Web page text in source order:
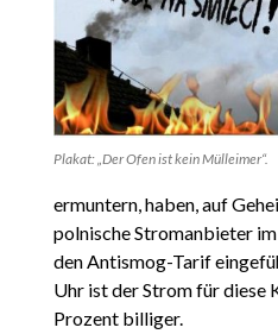
Plakat: „Der Ofen ist kein Mülleimer“.
ermuntern, haben, auf
polnische Stromanbieter
den Antismog-Tarif
Uhr ist der Strom für diese
Prozent billiger.